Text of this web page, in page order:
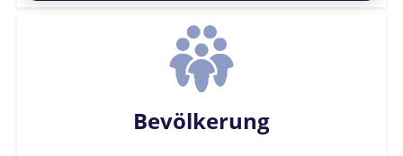
Bevölkerung